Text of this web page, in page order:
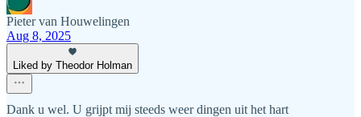
Pieter van Houwelingen
Aug 8, 2025
Liked by Theodor Holman
Dank u wel. U grijpt mij steeds weer dingen uit het hart